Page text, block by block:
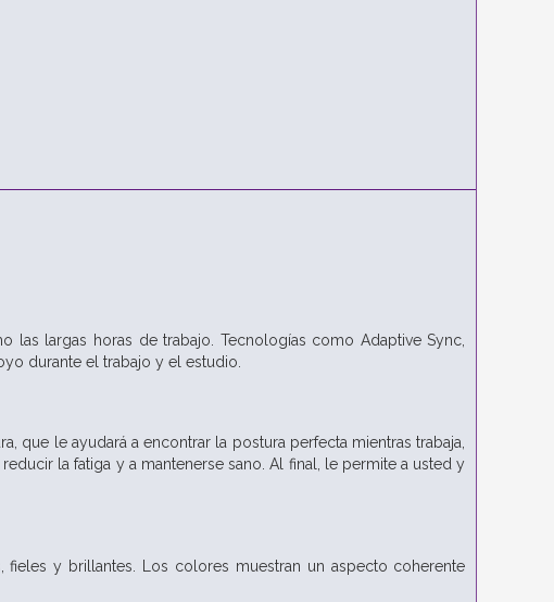
las largas horas de trabajo. Tecnologías como Adaptive Sync,
durante el trabajo y el estudio.
que le ayudará a encontrar la postura perfecta mientras trabaja,
la fatiga y a mantenerse sano. Al final, le permite a usted y
fieles y brillantes. Los colores muestran un aspecto coherente